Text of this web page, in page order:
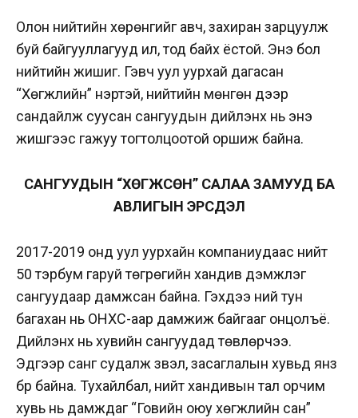
Олон нийтийн хөрөнгийг авч, захиран зарцуулж
буй байгууллагууд ил, тод байх ёстой. Энэ бол
нийтийн жишиг. Гэвч уул уурхай дагасан
“Хөгжлийн” нэртэй, нийтийн мөнгөн дээр
сандайлж суусан сангуудын дийлэнх нь энэ
жишгээс гажуу тогтолцоотой оршиж байна.
САНГУУДЫН “ХӨГЖСӨН” САЛАА ЗАМУУД БА
АВЛИГЫН ЭРСДЭЛ
2017-2019 онд уул уурхайн компаниудаас нийт
50 тэрбум гаруй төгрөгийн хандив дэмжлэг
сангуудаар дамжсан байна. Гэхдээ үүний тун
багахан нь ОНХС-аар дамжиж байгааг онцолъё.
Дийлэнх нь хувийн сангуудад төвлөрчээ.
Эдгээр санг судалж үзвэл, засаглалын хувьд янз
бүр байна. Тухайлбал, нийт хандивын тал орчим
хувь нь дамждаг “Говийн оюу хөгжлийн сан”